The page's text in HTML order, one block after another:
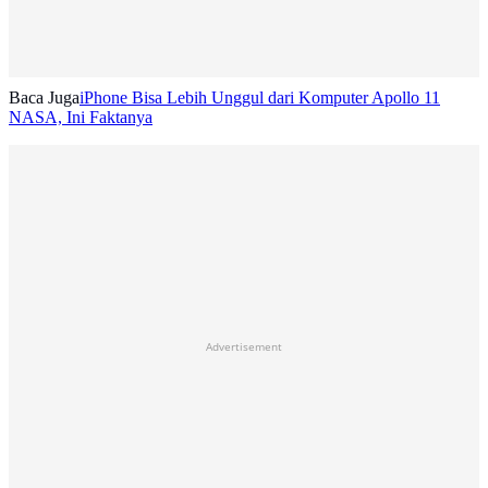
Baca JugaiPhone Bisa Lebih Unggul dari Komputer Apollo 11
NASA, Ini Faktanya
Advertisement